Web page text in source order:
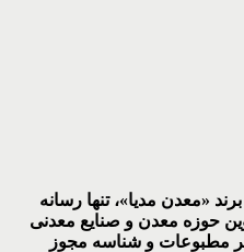
«معدن مدیا»، تنها رسانه
حوزه معدن و صنایع معدنی‌
مطبوعات و شناسه مجوز